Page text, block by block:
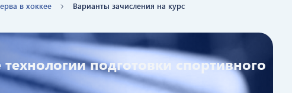
в хоккее Варианты зачисления на курс
подготовки спортивного